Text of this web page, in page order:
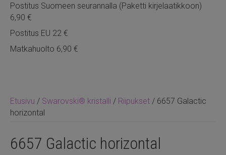
Etusivu / Swarovski® kristalli / Riipukset / 6657 Galactic
horizontal
6657 Galactic horizontal
Postitus Suomeen seurannalla (Paketti kirjelaatikkoon)
6,90 €
Postitus EU 22 €
Matkahuolto 6,90 €